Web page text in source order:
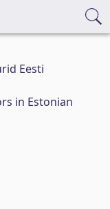
Eesti
in Estonian